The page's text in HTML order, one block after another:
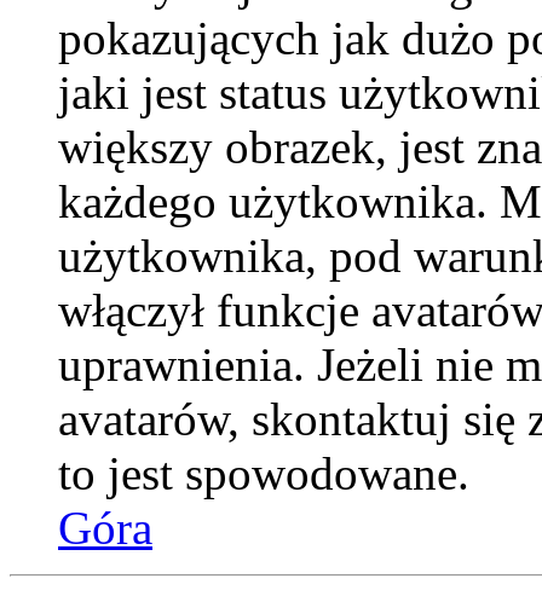
pokazujących jak dużo
jaki jest status
większy obrazek, jest
każdego użytkownika.
użytkownika, pod
włączył funkcje
uprawnienia. Jeżeli nie
avatarów, skontaktuj się
to jest spowodowane.
Góra